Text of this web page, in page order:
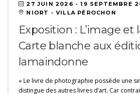
27 JUIN 2026 - 19 SEPTEMBRE
NIORT - VILLA PÉROCHON
Exposition : L’image et
Carte blanche aux
lamaindonne
« Le livre de photographie possède une
distingue des autres livres d’art. Car